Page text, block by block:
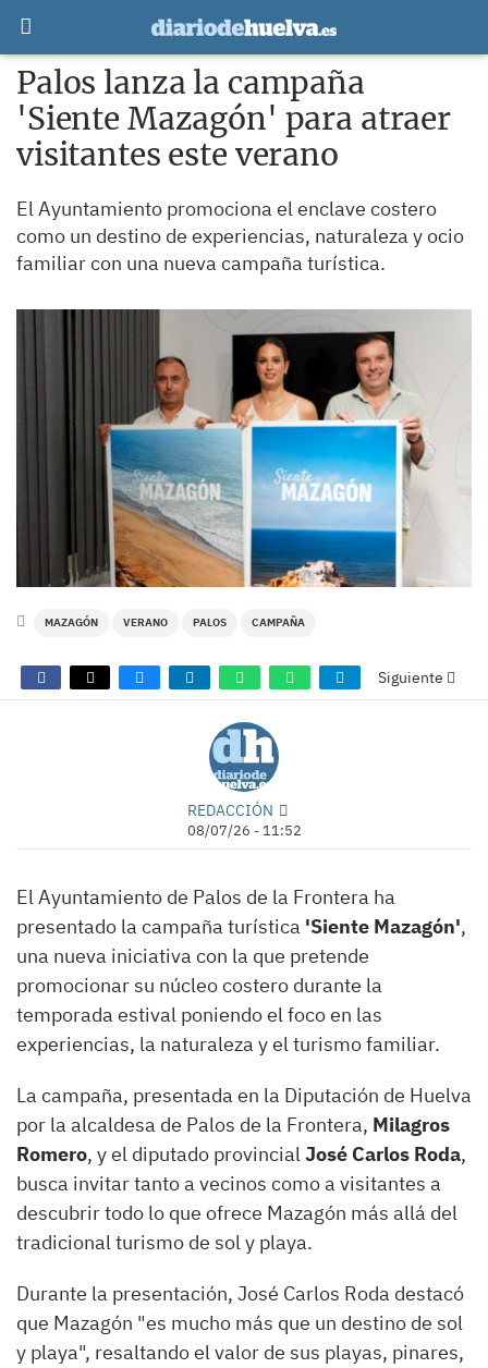
Palos lanza la campaña
'Siente Mazagón' para atraer
visitantes este verano
El Ayuntamiento promociona el enclave costero
como un destino de experiencias, naturaleza y ocio
familiar con una nueva campaña turística.
MAZAGÓN VERANO PALOS CAMPAÑA
Siguiente
REDACCIÓN
08/07/26 - 11:52
El Ayuntamiento de Palos de la Frontera ha
presentado la campaña turística 'Siente Mazagón',
una nueva iniciativa con la que pretende
promocionar su núcleo costero durante la
temporada estival poniendo el foco en las
experiencias, la naturaleza y el turismo familiar.
La campaña, presentada en la Diputación de Huelva
por la alcaldesa de Palos de la Frontera, Milagros
Romero, y el diputado provincialJosé Carlos Roda,
busca invitar tanto a vecinos como a visitantes a
descubrir todo lo que ofrece Mazagón más allá del
tradicional turismo de sol y playa.
Durante la presentación, José Carlos Roda destacó
que Mazagón "es mucho más que un destino de sol
y playa", resaltando el valor de sus playas, pinares,